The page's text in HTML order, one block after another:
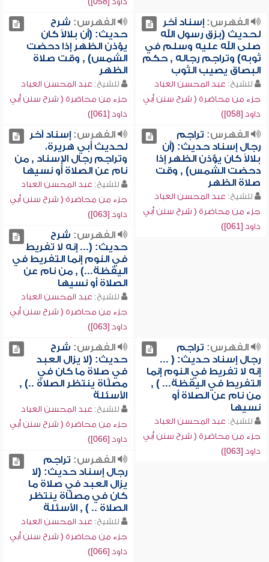
الفهرس:إسناد آخر
لحديث (بزق رسول الله
صلى الله عليه وسلم في
ثوبه) وتراجم رجاله , حكم
البصاق يصيب الثوب
للشيخ: عبد المحسن العباد
جزء من محاضرة ( شرح سنن أبي
داود [058])
الفهرس: شرح
حديث: (أن بلالاً كان
يؤذن الظهر إذا دحضت
الشمس) , وقت صلاة
الظهر
للشيخ: عبد المحسن العباد
جزء من محاضرة ( شرح سنن أبي
داود [061])
الفهرس: تراجم
رجال إسناد حديث: (أن
بلالاً كان يؤذن الظهر إذا
دحضت الشمس) , وقت
صلاة الظهر
للشيخ: عبد المحسن العباد
جزء من محاضرة ( شرح سنن أبي
داود [061])
الفهرس:إسناد آخر
لحديث أبي هريرة،
وتراجم رجال الإسناد , من
نام عن الصلاة أو نسيها
للشيخ: عبد المحسن العباد
جزء من محاضرة ( شرح سنن أبي
داود [063])
الفهرس: شرح
حديث: (... إنه لا تفريط
في النوم إنما التفريط في
اليقظة...) , من نام عن
الصلاة أو نسيها
للشيخ: عبد المحسن العباد
جزء من محاضرة ( شرح سنن أبي
داود [063])
الفهرس: تراجم
رجال إسناد حديث: ( ...
إنه لا تفريط في النوم إنما
التفريط في اليقظة... ) ,
من نام عن الصلاة أو
نسيها
للشيخ: عبد المحسن العباد
جزء من محاضرة ( شرح سنن أبي
داود [063])
الفهرس: شرح
حديث: (لا يزال العبد
في صلاة ما كان في
مصلَّاة ينتظر الصلاة ..) ,
الأسئلة
للشيخ: عبد المحسن العباد
جزء من محاضرة ( شرح سنن أبي
داود [066])
الفهرس: تراجم
رجال إسناد حديث: (لا
يزال العبد في صلاة ما
كان في مصلَّاة ينتظر
الصلاة .. ) , الأسئلة
للشيخ: عبد المحسن العباد
جزء من محاضرة ( شرح سنن أبي
داود [066])